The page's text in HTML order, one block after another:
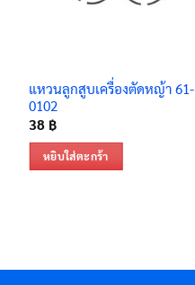
แหวนลูกสูบเครื่องตัดหญ้า 61-
0102
38 ฿
หยิบใส่ตะกร้า